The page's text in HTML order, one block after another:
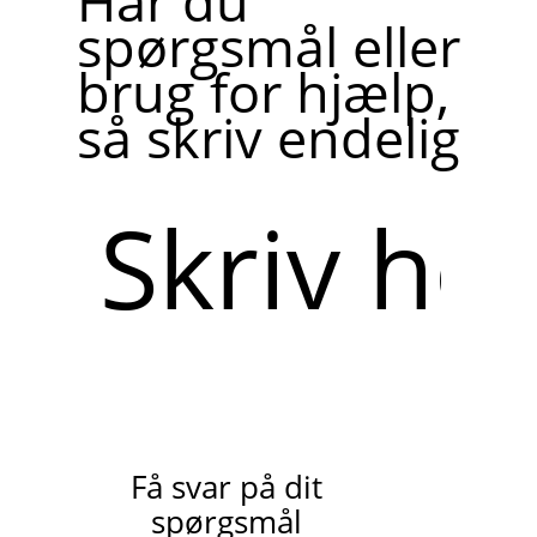
spørgsmål eller
brug for hjælp,
så skriv endelig
her
Få svar på dit
spørgsmål